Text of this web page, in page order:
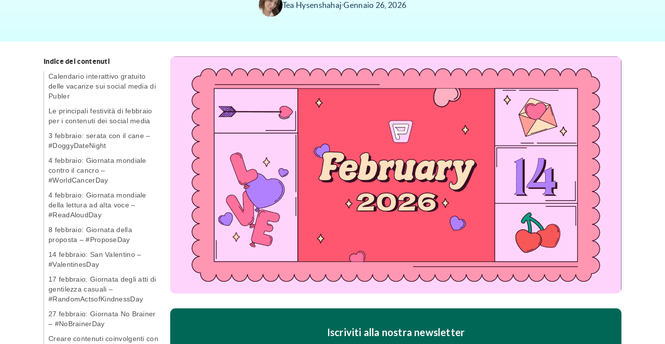
Tea Hysenshahaj∙Gennaio 26, 2026
Indice dei contenuti
Calendario interattivo gratuito
delle vacanze sui social media di
Publer
Le principali festività di febbraio
per i contenuti dei social media
3 febbraio: serata con il cane –
#DoggyDateNight
4 febbraio: Giornata mondiale
contro il cancro –
#WorldCancerDay
4 febbraio: Giornata mondiale
della lettura ad alta voce –
#ReadAloudDay
8 febbraio: Giornata della
proposta – #ProposeDay
14 febbraio: San Valentino –
#ValentinesDay
17 febbraio: Giornata degli atti di
gentilezza casuali –
#RandomActsofKindnessDay
27 febbraio: Giornata No Brainer
– #NoBrainerDay
Creare contenuti coinvolgenti con
Iscriviti alla nostra newsletter